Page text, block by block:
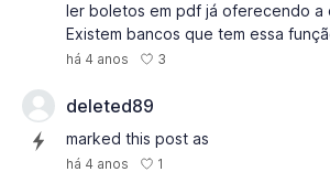
ler boletos em pdf já oferecendo a
Existem bancos que tem essa
há 4 anos 3
deleted89
marked this post as
há 4 anos 1